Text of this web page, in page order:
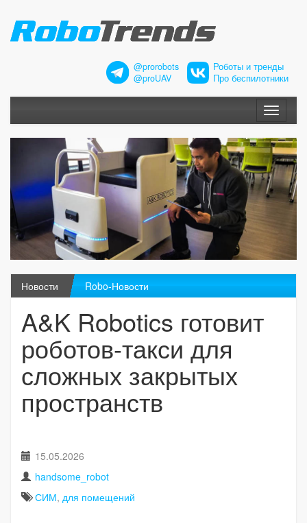
@prorobots
@proUAV
Роботы и тренды
Про беспилотники
Меню
Новости Robo-Новости
A&K Robotics готовит
роботов-такси для
сложных закрытых
пространств
15.05.2026
handsome_robot
СИМ, для помещений